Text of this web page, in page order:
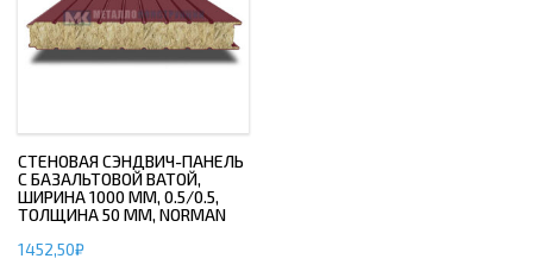
СТЕНОВАЯ СЭНДВИЧ-ПАНЕЛЬ
С БАЗАЛЬТОВОЙ ВАТОЙ,
ШИРИНА 1000 ММ, 0.5/0.5,
ТОЛЩИНА 50 ММ, NORMAN
1452,50₽